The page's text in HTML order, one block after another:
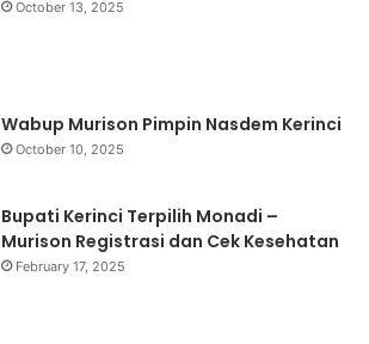
October 13, 2025
Wabup Murison Pimpin Nasdem Kerinci
October 10, 2025
Bupati Kerinci Terpilih Monadi –
Murison Registrasi dan Cek Kesehatan
February 17, 2025